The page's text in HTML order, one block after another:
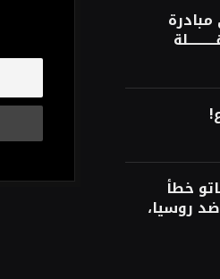
تاريخية،
محسن
خطأً
ضد روسيا،
محسن